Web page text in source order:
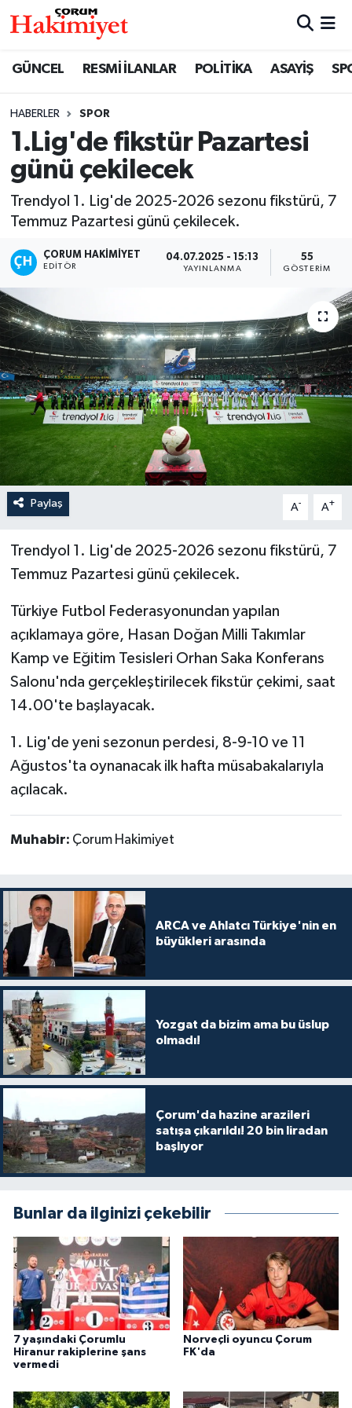
GÜNCEL RESMİ İLANLAR POLİTİKA ASAYİŞ
HABERLER SPOR
1.Lig'de fikstür Pazartesi
günü çekilecek
Trendyol 1. Lig'de 2025-2026 sezonu fikstürü, 7
Temmuz Pazartesi günü çekilecek.
ÇORUM HAKIMIYET
EDITÖR
04.07.2025 - 15:13
YAYINLANMA
55
GÖSTERIM
Paylaş A- A+
Trendyol 1. Lig'de 2025-2026 sezonu fikstürü, 7
Temmuz Pazartesi günü çekilecek.
Türkiye Futbol Federasyonundan yapılan
açıklamaya göre, Hasan Doğan Milli Takımlar
Kamp ve Eğitim Tesisleri Orhan Saka Konferans
Salonu'nda gerçekleştirilecek fikstür çekimi, saat
14.00'te başlayacak.
1. Lig'de yeni sezonun perdesi, 8-9-10 ve 11
Ağustos'ta oynanacak ilk hafta müsabakalarıyla
açılacak.
Muhabir: Çorum Hakimiyet
ARCA ve Ahlatcı Türkiye'nin en
büyükleri arasında
Yozgat da bizim ama bu üslup
olmadı!
Çorum'da hazine arazileri
satışa çıkarıldı! 20 bin liradan
başlıyor
Bunlar da ilginizi çekebilir
7 yaşındaki Çorumlu
Hiranur rakiplerine şans
vermedi
Norveçli oyuncu Çorum
FK'da
SAĞLIK
ASAYİŞ
EKONOMİ
GÜNCEL
EĞİTİM
İLÇELER
OTOPARK
TEKNOLOJİ
Nöbetçi Eczaneler
Çorum Namaz Vakitleri
Trafik Durumu
Süper Lig Puan Durumu ve Fikstür
Tüm Manşetler
Haber Arşivi